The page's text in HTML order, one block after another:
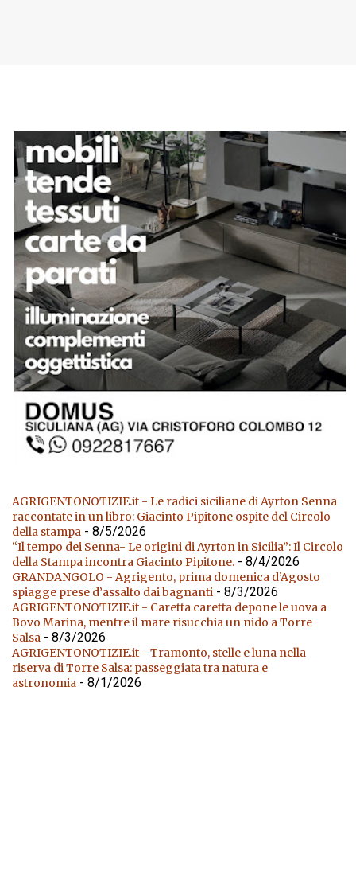
AGRIGENTONOTIZIE.it - Le radici siciliane di Ayrton Senna
raccontate in un libro: Giacinto Pipitone ospite del Circolo
della stampa - 8/5/2026
“Il tempo dei Senna- Le origini di Ayrton in Sicilia”: Il Circolo
della Stampa incontra Giacinto Pipitone. - 8/4/2026
GRANDANGOLO - Agrigento, prima domenica d’Agosto
spiagge prese d’assalto dai bagnanti - 8/3/2026
AGRIGENTONOTIZIE.it - Caretta caretta depone le uova a
Bovo Marina, mentre il mare risucchia un nido a Torre
Salsa - 8/3/2026
AGRIGENTONOTIZIE.it - Tramonto, stelle e luna nella
riserva di Torre Salsa: passeggiata tra natura e
astronomia - 8/1/2026